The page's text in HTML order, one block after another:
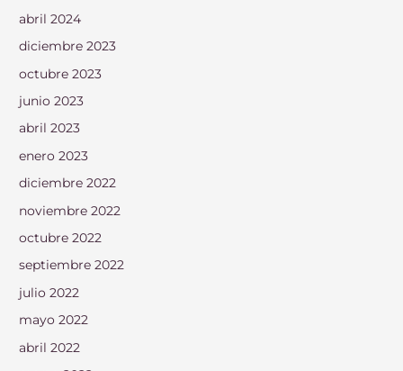
abril 2024
diciembre 2023
octubre 2023
junio 2023
abril 2023
enero 2023
diciembre 2022
noviembre 2022
octubre 2022
septiembre 2022
julio 2022
mayo 2022
abril 2022